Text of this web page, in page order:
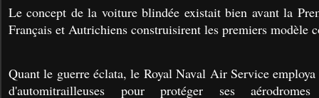
Le concept de la voiture blindée existait bien avant la
Français et Autrichiens construisirent les premiers modèle
Quant le guerre éclata, le Royal Naval Air Service
d'automitrailleuses pour protéger ses